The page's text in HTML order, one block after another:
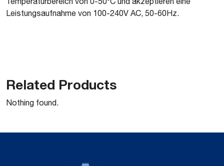
Leistungsaufnahme von 100-240V AC, 50-60Hz.
Related Products
Nothing found.